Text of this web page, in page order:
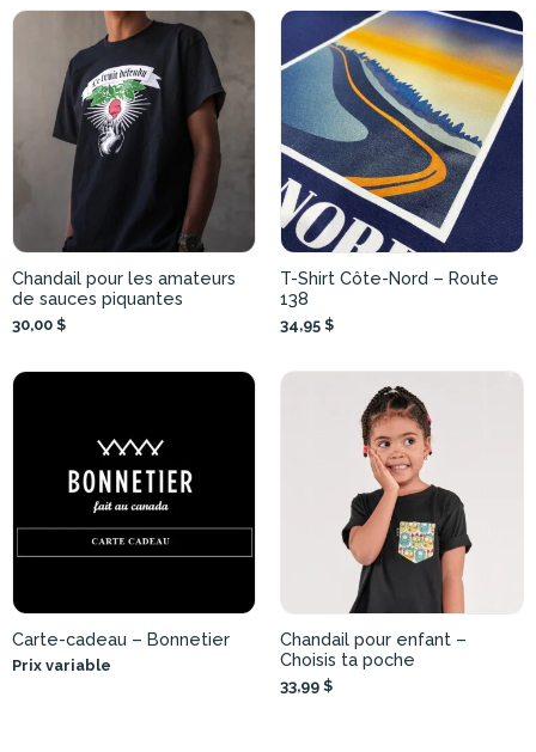
Chandail pour les amateurs
de sauces piquantes
30,00 $
T-Shirt Côte-Nord – Route
138
34,95 $
Carte-cadeau – Bonnetier
Prix variable
Chandail pour enfant –
Choisis ta poche
33,99 $